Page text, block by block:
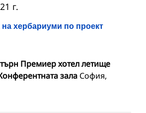
хербариуми по проект
г.
Премиер хотел летище
зала София,